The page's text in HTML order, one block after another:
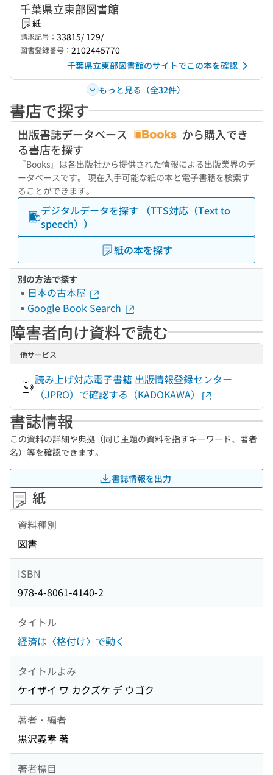
千葉県立東部図書館
紙
請求記号： 33815/ 129/
図書登録番号： 2102445770
千葉県立東部図書館のサイトでこの本を確認
もっと見る（全32件）
書店で探す
出版書誌データベース
から購入でき
る書店を探す
『Books』は各出版社から提供された情報による出版業界のデ
ータベースです。 現在入手可能な紙の本と電子書籍を検索す
ることができます。
デジタルデータを探す （TTS対応（Text to
speech））
紙の本を探す
別の方法で探す
日本の古本屋
Google Book Search
障害者向け資料で読む
他サービス
読み上げ対応電子書籍 出版情報登録センター
（JPRO）で確認する（KADOKAWA）
書誌情報
この資料の詳細や典拠（同じ主題の資料を指すキーワード、著者
名）等を確認できます。
書誌情報を出力
紙
資料種別
図書
ISBN
978-4-8061-4140-2
タイトル
経済は〈格付け〉で動く
タイトルよみ
ケイザイ ワ カクズケ デ ウゴク
著者・編者
黒沢義孝 著
著者標目